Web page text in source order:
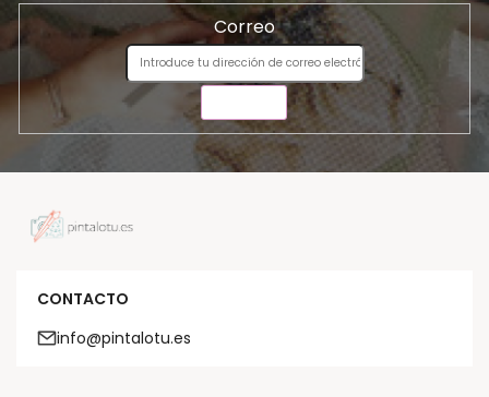
Correo
CONTACTO
info@pintalotu.es